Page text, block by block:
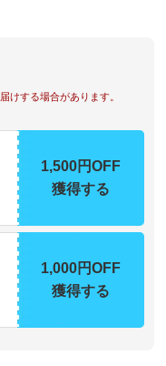
けする場合があります。
1,500円OFF
獲得する
1,000円OFF
獲得する